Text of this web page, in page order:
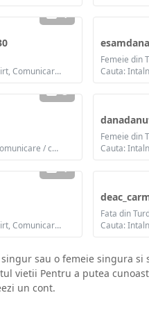
1
Cauta: Intalniri, Flirt, Comunicare / chat, Prietenie, Casatorie
Femeie din
3
Cauta: Intalniri, Comunicare / chat, Prietenie
Femeie din
1
Cauta: Intalniri, Flirt, Comunicare / chat, Prietenie, Casatorie
Fata din
sau o femeie singura si
vietii Pentru a putea
un cont.